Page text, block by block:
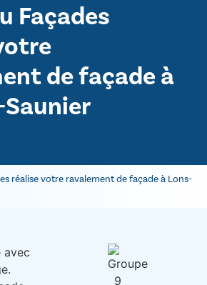
Façades
de façade à
réalise votre ravalement de façade à Lons-